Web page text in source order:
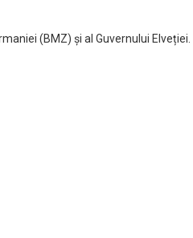
(BMZ) și al Guvernului Elveției.